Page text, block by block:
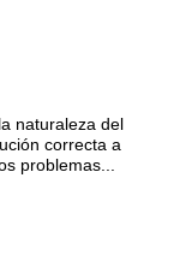
naturaleza del
correcta a
problemas...